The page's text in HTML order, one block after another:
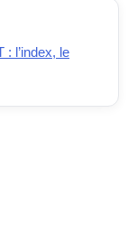
l’index, le